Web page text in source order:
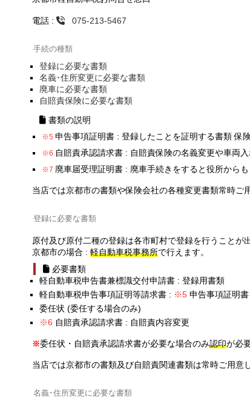
電話 : 075-213-5467
手続の種類
登録に必要な書類
名義･住所変更に必要な書類
廃車に必要な書類
自賠責保険に必要な書類
書類の説明
申告事項証明書 : 登録したことを証明する書類 保
自賠責承認請求書 : 自賠責保険の名義変更や車両
廃車届受理証明書 : 廃車手続きをすると役所からも
当店では京都市の書類や保険会社の各種変更書類常時ご
登録に必要な書類
原付及び原付二種の登録は各市町村で登録を行うことが
京都市の場合 :軽自動車税事務所で行えます。
必要書類
軽自動車税申告書兼標識交付申請書 : 登録用書類
軽自動車税申告事項証明等請求書 :
申告事項証明
委任状 (委任する場合のみ)
自賠責承認請求書 : 自賠責内容変更
※委任状・自賠責承認請求書が必要な場合のみ認印が必
当店では京都市の書類及び自賠責関連書類は常時ご用意
名義･住所変更に必要な書類